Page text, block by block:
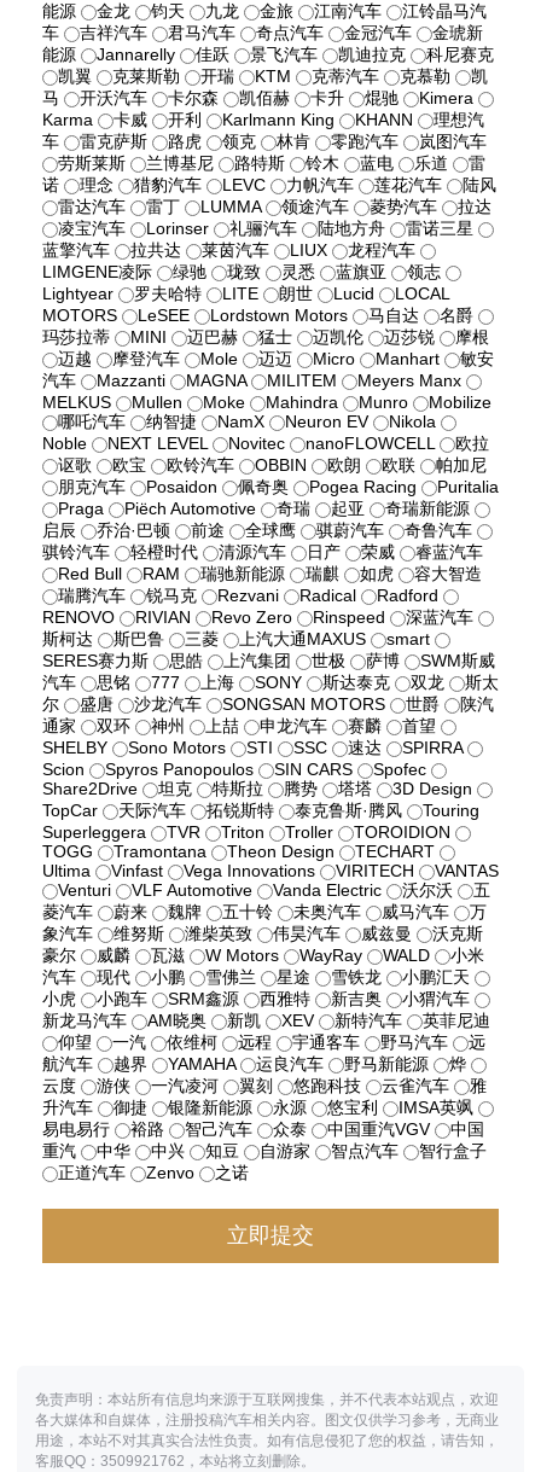
能源
金龙 钧天 九龙 金旅 江南汽车
江铃晶马汽
车
吉祥汽车 君马汽车 奇点汽车 金冠汽车
金琥新
能源
Jannarelly 佳跃 景飞汽车 凯迪拉克
科尼赛克
凯翼
克莱斯勒 开瑞 KTM 克蒂汽车 克慕勒
凯
马
开沃汽车 卡尔森 凯佰赫 卡升 焜驰
Kimera
Karma
卡威 开利 Karlmann King KHANN
理想汽
车
雷克萨斯 路虎 领克 林肯 零跑汽车
岚图汽车
劳斯莱斯
兰博基尼 路特斯 铃木 蓝电 乐道
雷
诺
理念 猎豹汽车 LEVC 力帆汽车 莲花汽车
陆风
雷达汽车
雷丁 LUMMA 领途汽车 菱势汽车
拉达
凌宝汽车
Lorinser 礼骊汽车 陆地方舟
雷诺三星
蓝擎汽车
拉共达 莱茵汽车 LIUX
龙程汽车
LIMGENE凌际
绿驰 珑致 灵悉 蓝旗亚
领志
Lightyear
罗夫哈特 LITE 朗世 Lucid
LOCAL
MOTORS
LeSEE Lordstown Motors 马自达
名爵
玛莎拉蒂
MINI 迈巴赫 猛士 迈凯伦 迈莎锐
摩根
迈越
摩登汽车 Mole 迈迈 Micro Manhart
敏安
汽车
Mazzanti MAGNA MILITEM
Meyers Manx
MELKUS
Mullen Moke Mahindra Munro
Mobilize
哪吒汽车
纳智捷 NamX Neuron EV
Nikola
Noble
NEXT LEVEL Novitec nanoFLOWCELL
欧拉
讴歌
欧宝 欧铃汽车 OBBIN 欧朗 欧联
帕加尼
朋克汽车
Posaidon 佩奇奥 Pogea Racing
Puritalia
Praga
Piëch Automotive 奇瑞 起亚
奇瑞新能源
启辰
乔治·巴顿 前途 全球鹰 骐蔚汽车
奇鲁汽车
骐铃汽车
轻橙时代 清源汽车 日产 荣威
睿蓝汽车
Red Bull
RAM 瑞驰新能源 瑞麒 如虎
容大智造
瑞腾汽车
锐马克 Rezvani Radical
Radford
RENOVO
RIVIAN Revo Zero Rinspeed
深蓝汽车
斯柯达
斯巴鲁 三菱 上汽大通MAXUS
smart
SERES赛力斯
思皓 上汽集团 世极 萨博
SWM斯威
汽车
思铭 777 上海 SONY 斯达泰克 双龙
斯太
尔
盛唐 沙龙汽车 SONGSAN MOTORS 世爵
陕汽
通家
双环 神州 上喆 申龙汽车 赛麟
首望
SHELBY
Sono Motors STI SSC 速达
SPIRRA
Scion
Spyros Panopoulos SIN CARS
Spofec
Share2Drive
坦克 特斯拉 腾势 塔塔
3D Design
TopCar
天际汽车 拓锐斯特 泰克鲁斯·腾风
Touring
Superleggera
TVR Triton Troller
TOROIDION
TOGG
Tramontana Theon Design
TECHART
Ultima
Vinfast Vega Innovations VIRITECH
VANTAS
Venturi
VLF Automotive Vanda Electric 沃尔沃
五
菱汽车
蔚来 魏牌 五十铃 未奥汽车 威马汽车
万
象汽车
维努斯 潍柴英致 伟昊汽车 威兹曼
沃克斯
豪尔
威麟 瓦滋 W Motors WayRay WALD
小米
汽车
现代 小鹏 雪佛兰 星途 雪铁龙
小鹏汇天
小虎
小跑车 SRM鑫源 西雅特 新吉奥
小猬汽车
新龙马汽车
AM晓奥 新凯 XEV 新特汽车
英菲尼迪
仰望
一汽 依维柯 远程 宇通客车 野马汽车
远
航汽车
越界 YAMAHA 运良汽车 野马新能源
烨
云度
游侠 一汽凌河 翼刻 悠跑科技 云雀汽车
雅
升汽车
御捷 银隆新能源 永源 悠宝利
IMSA英飒
易电易行
裕路 智己汽车 众泰 中国重汽VGV
中国
重汽
中华 中兴 知豆 自游家 智点汽车
智行盒子
正道汽车
Zenvo 之诺
免责声明：本站所有信息均来源于互联网搜集，并不代表本站观点，欢迎
各大媒体和自媒体，注册投稿汽车相关内容。图文仅供学习参考，无商业
用途，本站不对其真实合法性负责。如有信息侵犯了您的权益，请告知，
客服QQ：3509921762，本站将立刻删除。